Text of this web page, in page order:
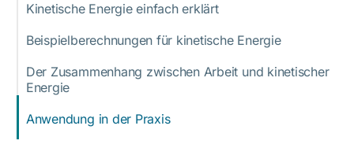
Kinetische Energie einfach erklärt
Beispielberechnungen für kinetische Energie
Der Zusammenhang zwischen Arbeit und kinetischer
Energie
Anwendung in der Praxis